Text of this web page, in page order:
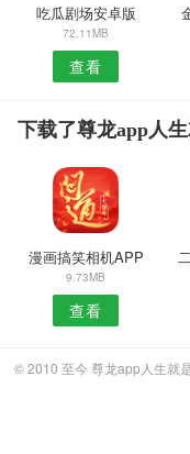
吃瓜剧场安卓版
72.11MB
查看
下载了尊龙app人
漫画搞笑相机APP
9.73MB
查看
© 2010 至今 尊龙app人生就